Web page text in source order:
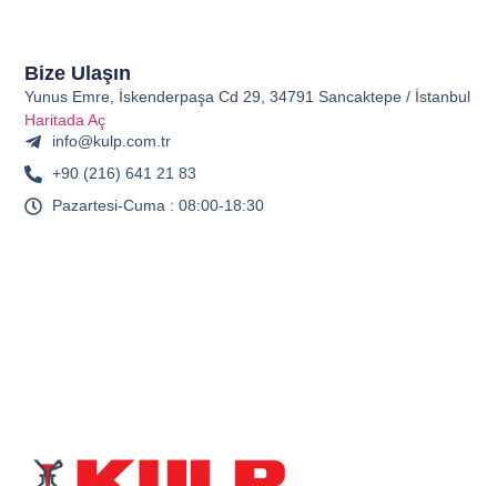
Bize Ulaşın
Yunus Emre, İskenderpaşa Cd 29, 34791 Sancaktepe / İstanbul
Haritada Aç
info@kulp.com.tr
+90 (216) 641 21 83
Pazartesi-Cuma : 08:00-18:30